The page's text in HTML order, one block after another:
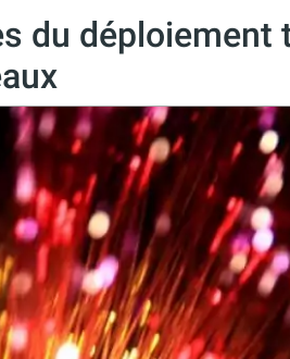
du déploiement